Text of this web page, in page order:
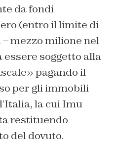
da fondi
(entro il limite di
mezzo milione nel
soggetto alla
pagando il
per gli immobili
la cui Imu
restituendo
del dovuto.